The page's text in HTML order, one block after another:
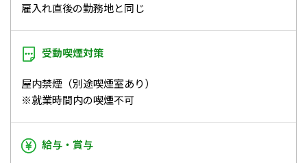
雇入れ直後の勤務地と同じ
受動喫煙対策
屋内禁煙（別途喫煙室あり）
※就業時間内の喫煙不可
給与・賞与